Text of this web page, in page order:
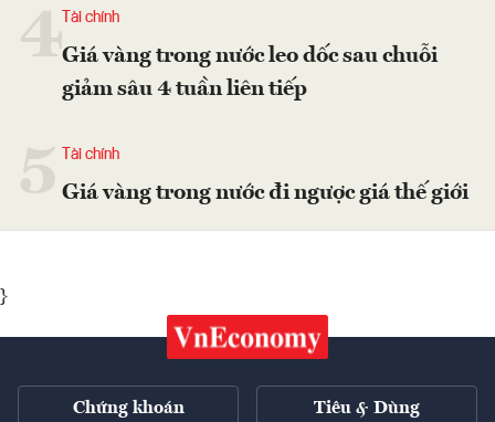
4 Tài chính
Giá vàng trong nước leo dốc sau chuỗi
giảm sâu 4 tuần liên tiếp
Tài chính
Giá vàng trong nước đi ngược giá thế giới
}
Chứng khoán Tiêu & Dùng